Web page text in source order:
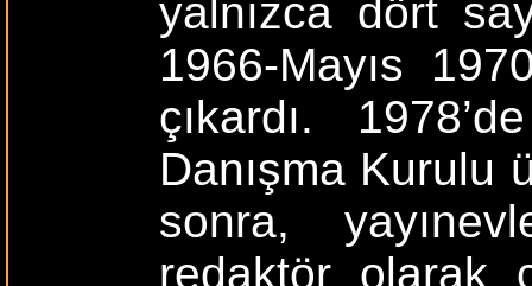
yalnızca dört
1966-Mayıs
çıkardı.
Danışma Kurulu
sonra,
redaktör olarak